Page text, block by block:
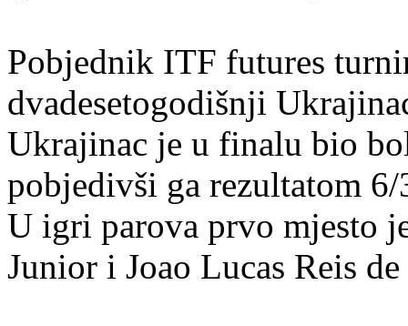
Pobjednik ITF futures
dvadesetogodišnji
Ukrajinac je u finalu bio
pobjedivši ga rezultatom
U igri parova prvo mjesto
Junior i Joao Lucas Reis